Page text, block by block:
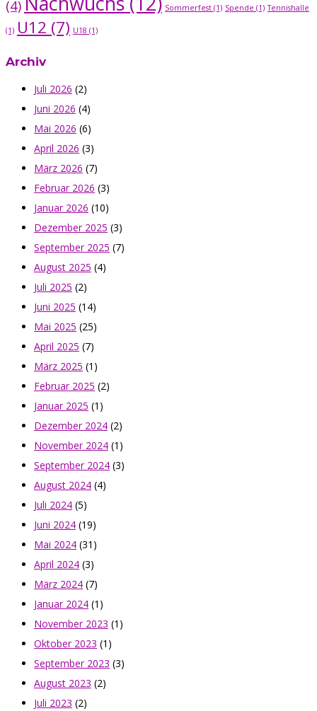
(4) Sommerfest (1) Spende (1) Tennishalle
(1) U12 (7) U18 (1)
Archiv
Juli 2026 (2)
Juni 2026 (4)
Mai 2026 (6)
April 2026 (3)
März 2026 (7)
Februar 2026 (3)
Januar 2026 (10)
Dezember 2025 (3)
September 2025 (7)
August 2025 (4)
Juli 2025 (2)
Juni 2025 (14)
Mai 2025 (25)
April 2025 (7)
März 2025 (1)
Februar 2025 (2)
Januar 2025 (1)
Dezember 2024 (2)
November 2024 (1)
September 2024 (3)
August 2024 (4)
Juli 2024 (5)
Juni 2024 (19)
Mai 2024 (31)
April 2024 (3)
März 2024 (7)
Januar 2024 (1)
November 2023 (1)
Oktober 2023 (1)
September 2023 (3)
August 2023 (2)
Juli 2023 (2)